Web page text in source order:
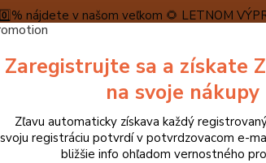
nájdete v našom veľkom 🌻 LETNOM
máme teraz pripravené špeciálne zľavy
A PLATBA RECENZIE 👉VRÁTENIE
Hľadať
Zaregistrujte sa a získate
na svoje nákupy
Zľavu automaticky získava každý
svoju registráciu potvrdí v potvrdzovacom e-
bližšie info ohľadom vernostného